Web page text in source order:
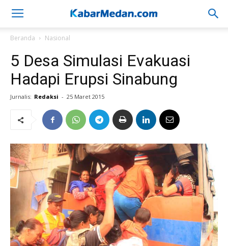
Beranda Nasional
5 Desa Simulasi Evakuasi
Hadapi Erupsi Sinabung
Jurnalis: Redaksi - 25 Maret 2015